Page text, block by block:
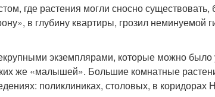
где растения могли сносно существовать,
в глубину квартиры, грозил неминуемой
экземплярами, которые можно было
же «малышей». Большие комнатные
поликлиниках, столовых, в коридорах